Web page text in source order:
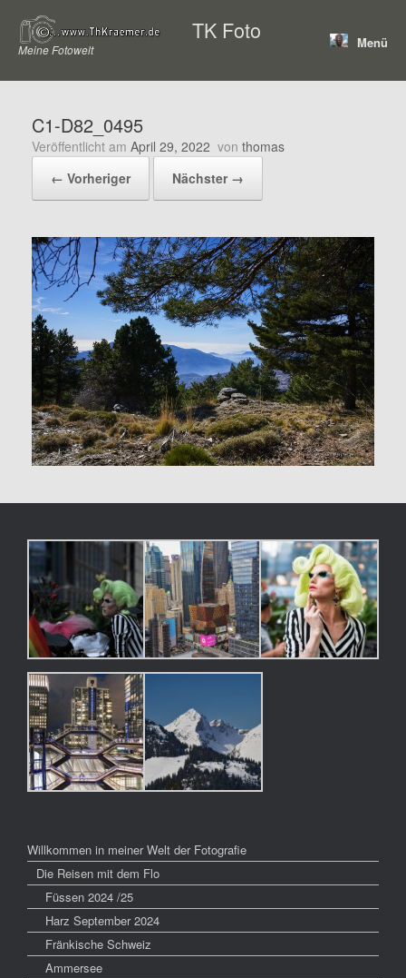
Inhalt
springen
TK Foto
Meine Fotowelt Menü
C1-D82_0495
Veröffentlicht am April 29, 2022 von thomas
← Vorheriger
Nächster →
Willkommen in meiner Welt der Fotografie
Die Reisen mit dem Flo
Füssen 2024 /25
Harz September 2024
Fränkische Schweiz
Ammersee